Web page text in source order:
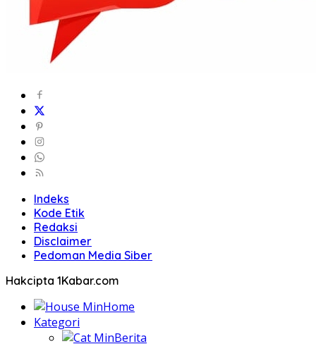
Indeks
Kode Etik
Redaksi
Disclaimer
Pedoman Media Siber
Hakcipta 1Kabar.com
Home
Kategori
Berita